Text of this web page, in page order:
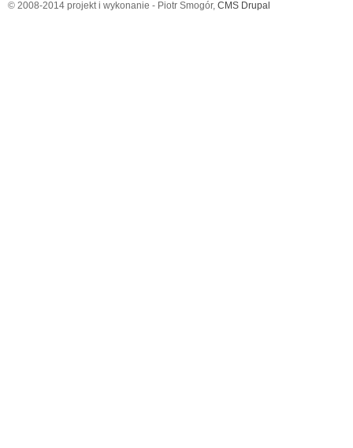
© 2008-2014 projekt i wykonanie - Piotr Smogór, CMS Drupal